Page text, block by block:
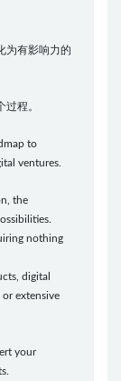
为有影响力的
程。
to
ventures.
the
nothing
digital
extensive
your